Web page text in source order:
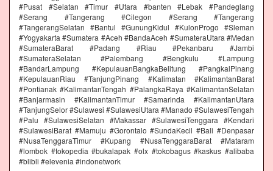
#Pusat #Selatan #Timur #Utara #banten #Lebak #Pandeglang
#Serang #Tangerang #Cilegon #Serang #Tangerang
#TangerangSelatan #Bantul #GunungKidul #KulonProgo #Sleman
#Yogyakarta #Sumatera #Aceh #BandaAceh #SumateraUtara #Medan
#SumateraBarat #Padang #Riau #Pekanbaru #Jambi
#SumateraSelatan #Palembang #Bengkulu #Lampung
#BandarLampung #KepulauanBangkaBelitung #PangkalPinang
#KepulauanRiau #TanjungPinang #Kalimatan #KalimantanBarat
#Pontianak #KalimantanTengah #PalangkaRaya #KalimantanSelatan
#Banjarmasin #KalimantanTimur #Samarinda #KalimantanUtara
#TanjungSelor #Sulawesi #SulawesiUtara #Manado #SulawesiTengah
#Palu #SulawesiSelatan #Makassar #SulawesiTenggara #Kendari
#SulawesiBarat #Mamuju #Gorontalo #SundaKecil #Bali #Denpasar
#NusaTenggaraTimur #Kupang #NusaTenggaraBarat #Mataram
#lombok #tokopedia #bukalapak #olx #tokobagus #kaskus #alibaba
#blibli #elevenia #indonetwork